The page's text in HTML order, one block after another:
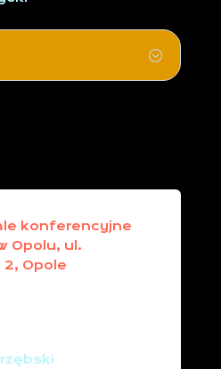
konferencyjne
Opolu, ul.
Opole